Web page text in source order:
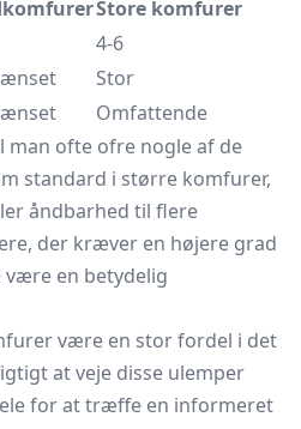
Store komfurer
4-6
Stor
Omfattende
ofte ofre nogle af de
standard i større komfurer,
åndbarhed til flere
der kræver en højere grad
en betydelig
være en stor fordel i det
at veje disse ulemper
for at træffe en informeret